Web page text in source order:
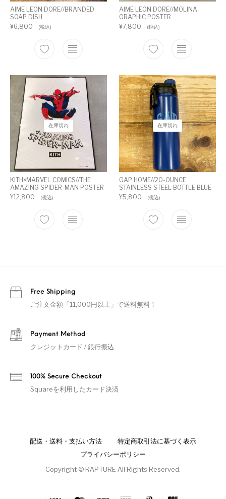
AIME LEON DORE//BRANDED
SOAP DISH
¥6,800 (税込)
AIME LEON DORE//MOLINA
GRAPHIC POSTER
¥7,800 (税込)
在庫切れ
KITH×MARVEL COMICS//THE
AMAZING SPIDER-MAN POSTER
¥12,800 (税込)
在庫切れ
GAP HOME//20-OUNCE
STAINLESS STEEL BOTTLE BLUE
¥5,800 (税込)
Free Shipping
ご注文金額「11,000円以上」で送料無料！
Payment Method
クレジットカード / 銀行振込
100% Secure Checkout
Squareを利用したカード決済
配送・送料・支払い方法
特定商取引法に基づく表示
プライバシーポリシー
Copyright © RAPTURE All Rights Reserved.